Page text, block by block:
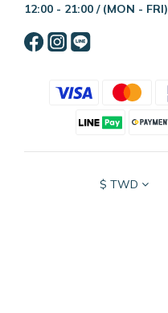
12:00 - 21:00 / (MON - FRI)
$ TWD